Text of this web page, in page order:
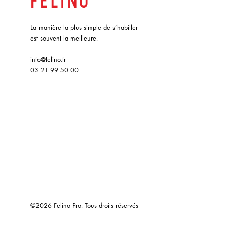
La manière la plus simple de s’habiller
est souvent la meilleure.
info@felino.fr
03 21 99 50 00
©2026 Felino Pro. Tous droits réservés